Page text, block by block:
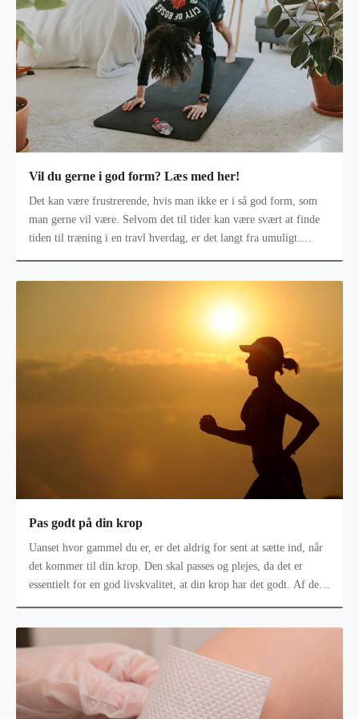
Vil du gerne i god form? Læs med her!
Det kan være frustrerende, hvis man ikke er i så god form, som
man gerne vil være. Selvom det til tider kan være svært at finde
tiden til træning i en travl hverdag, er det langt fra umuligt.
Pas godt på din krop
Uanset hvor gammel du er, er det aldrig for sent at sætte ind, når
det kommer til din krop. Den skal passes og plejes, da det er
essentielt for en god livskvalitet, at din krop har det godt. Af den